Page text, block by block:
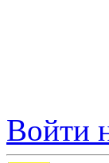
Войти